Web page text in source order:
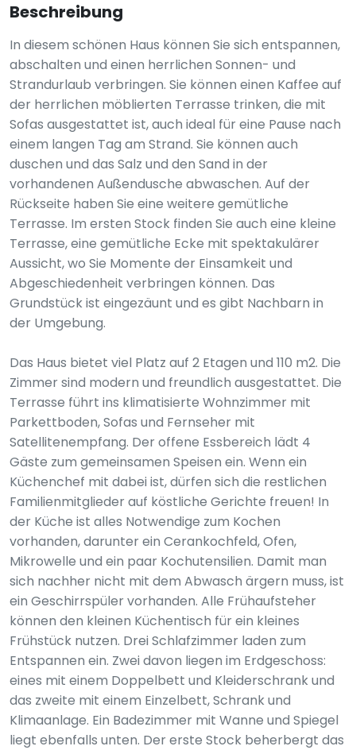
Beschreibung
In diesem schönen Haus können Sie sich entspannen,
abschalten und einen herrlichen Sonnen- und
Strandurlaub verbringen. Sie können einen Kaffee auf
der herrlichen möblierten Terrasse trinken, die mit
Sofas ausgestattet ist, auch ideal für eine Pause nach
einem langen Tag am Strand. Sie können auch
duschen und das Salz und den Sand in der
vorhandenen Außendusche abwaschen. Auf der
Rückseite haben Sie eine weitere gemütliche
Terrasse. Im ersten Stock finden Sie auch eine kleine
Terrasse, eine gemütliche Ecke mit spektakulärer
Aussicht, wo Sie Momente der Einsamkeit und
Abgeschiedenheit verbringen können. Das
Grundstück ist eingezäunt und es gibt Nachbarn in
der Umgebung.
Das Haus bietet viel Platz auf 2 Etagen und 110 m2. Die
Zimmer sind modern und freundlich ausgestattet. Die
Terrasse führt ins klimatisierte Wohnzimmer mit
Parkettboden, Sofas und Fernseher mit
Satellitenempfang. Der offene Essbereich lädt 4
Gäste zum gemeinsamen Speisen ein. Wenn ein
Küchenchef mit dabei ist, dürfen sich die restlichen
Familienmitglieder auf köstliche Gerichte freuen! In
der Küche ist alles Notwendige zum Kochen
vorhanden, darunter ein Cerankochfeld, Ofen,
Mikrowelle und ein paar Kochutensilien. Damit man
sich nachher nicht mit dem Abwasch ärgern muss, ist
ein Geschirrspüler vorhanden. Alle Frühaufsteher
können den kleinen Küchentisch für ein kleines
Frühstück nutzen. Drei Schlafzimmer laden zum
Entspannen ein. Zwei davon liegen im Erdgeschoss:
eines mit einem Doppelbett und Kleiderschrank und
das zweite mit einem Einzelbett, Schrank und
Klimaanlage. Ein Badezimmer mit Wanne und Spiegel
liegt ebenfalls unten. Der erste Stock beherbergt das